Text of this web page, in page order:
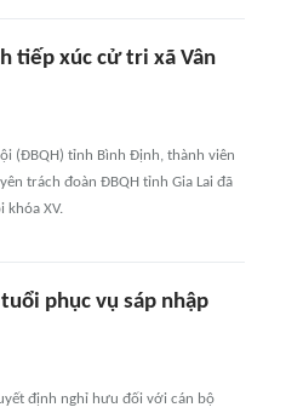
tiếp xúc cử tri xã Vân
(ĐBQH) tỉnh Bình Định, thành viên
trách đoàn ĐBQH tỉnh Gia Lai đã
khóa XV.
phục vụ sáp nhập
định nghỉ hưu đối với cán bộ